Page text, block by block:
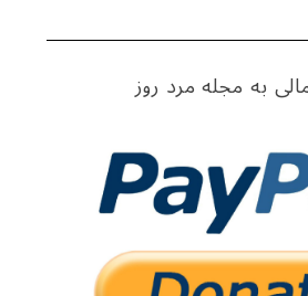
به مجله مرد روز